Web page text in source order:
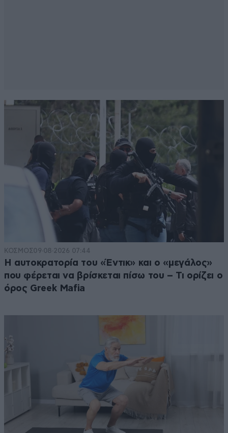
ΚΟΣΜΟΣ09·08·2026 07:44
Η αυτοκρατορία του «Έντικ» και ο «μεγάλος»
που φέρεται να βρίσκεται πίσω του – Τι ορίζει ο
όρος Greek Mafia